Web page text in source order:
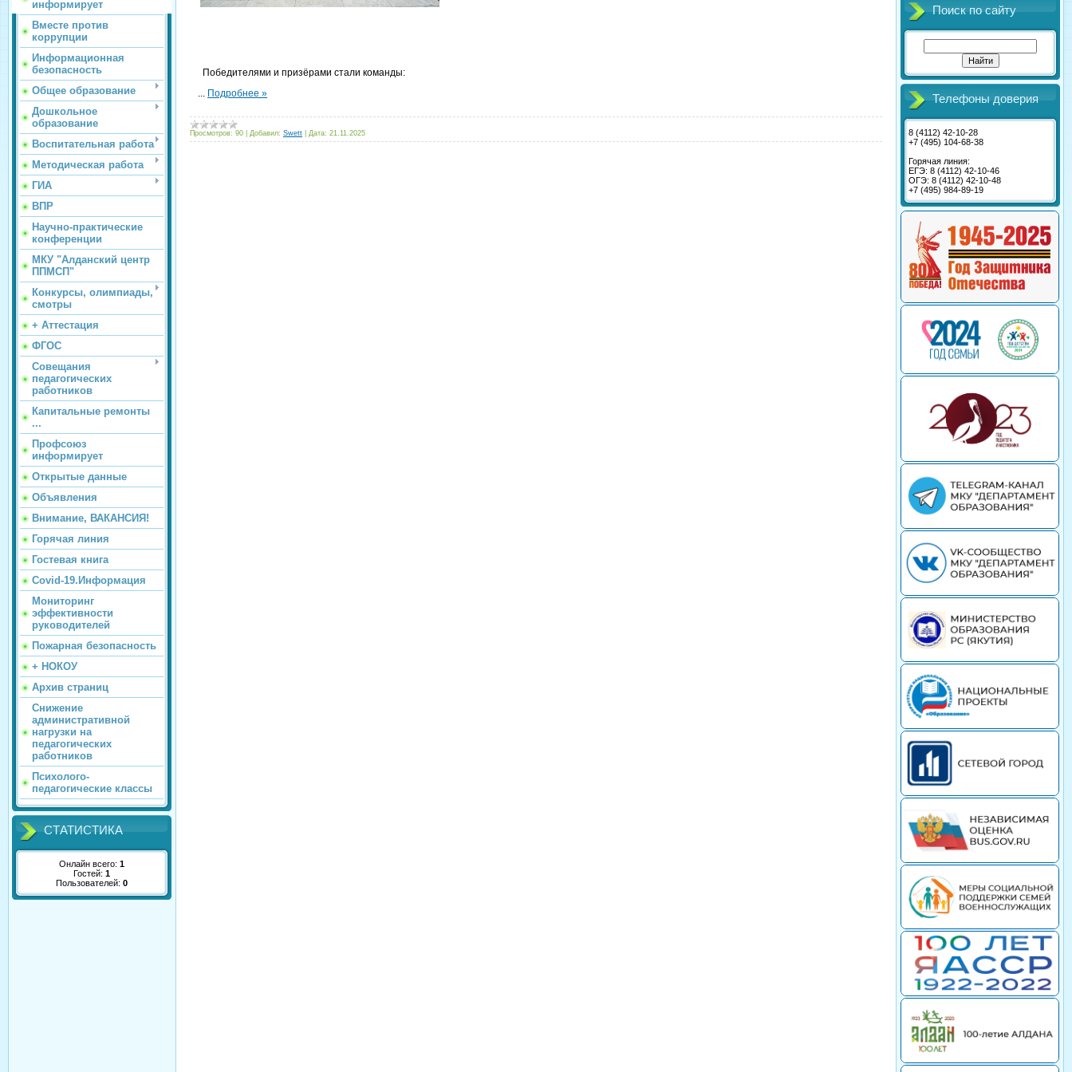
информирует
Вместе против
коррупции
Информационная
безопасность
Общее образование
Дошкольное
образование
Воспитательная работа
Методическая работа
ГИА
ВПР
Научно-практические
конференции
МКУ "Алданский центр
ППМСП"
Конкурсы, олимпиады,
смотры
+ Аттестация
ФГОС
Совещания
педагогических
работников
Капитальные ремонты
...
Профсоюз
информирует
Открытые данные
Объявления
Внимание, ВАКАНСИЯ!
Горячая линия
Гостевая книга
Covid-19.Информация
Мониторинг
эффективности
руководителей
Пожарная безопасность
+ НОКОУ
Архив страниц
Снижение
административной
нагрузки на
педагогических
работников
Психолого-
педагогические классы
СТАТИСТИКА
Онлайн всего: 1
Гостей: 1
Пользователей: 0
Победителями и призёрами стали команды:
... Подробнее »
Просмотров: 90 Добавил: Swett Дата: 21.11.2025
Поиск по сайту
Телефоны доверия
8 (4112) 42-10-28
+7 (495) 104-68-38
Горячая линия:
ЕГЭ: 8 (4112) 42-10-46
ОГЭ: 8 (4112) 42-10-48
+7 (495) 984-89-19